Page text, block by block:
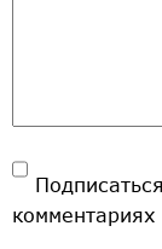
комментариях